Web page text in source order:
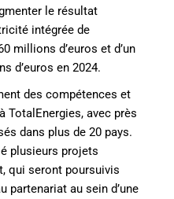
le résultat
intégrée de
millions d’euros et d’un
d’euros en 2024.
des compétences et
TotalEnergies, avec près
dans plus de 20 pays.
plusieurs projets
qui seront poursuivis
partenariat au sein d’une